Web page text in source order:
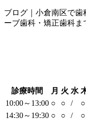
ブログ｜小倉南区で歯
ーブ歯科・矯正歯科ま
診療時間 月 火 水
10:00～13:00 ○ ○ / ○
14:30～19:30 ○ ○ / ○